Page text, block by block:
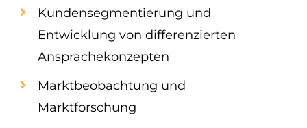
Kundensegmentierung und
Entwicklung von differenzierten
Ansprachekonzepten
Marktbeobachtung und
Marktforschung